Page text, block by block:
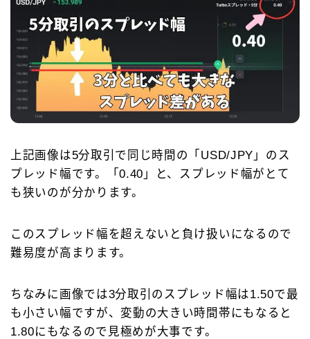
上記画像は5分取引で同じ時間の「USD/JPY」のス
プレッド幅です。「0.40」と、スプレッド幅がとて
も狭いのが分かります。
このスプレッド幅を超えないと負け扱いになるので
難易度が高まります。
ちなみに画像では3分取引のスプレッド幅は1.50で最
も小さい幅ですが、変動の大きい時間帯にもなると
1.80にもなるので見極めが大事です。